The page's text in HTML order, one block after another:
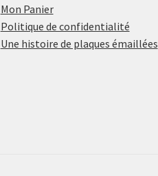
Mon Panier
Politique de confidentialité
Une histoire de plaques émaillées